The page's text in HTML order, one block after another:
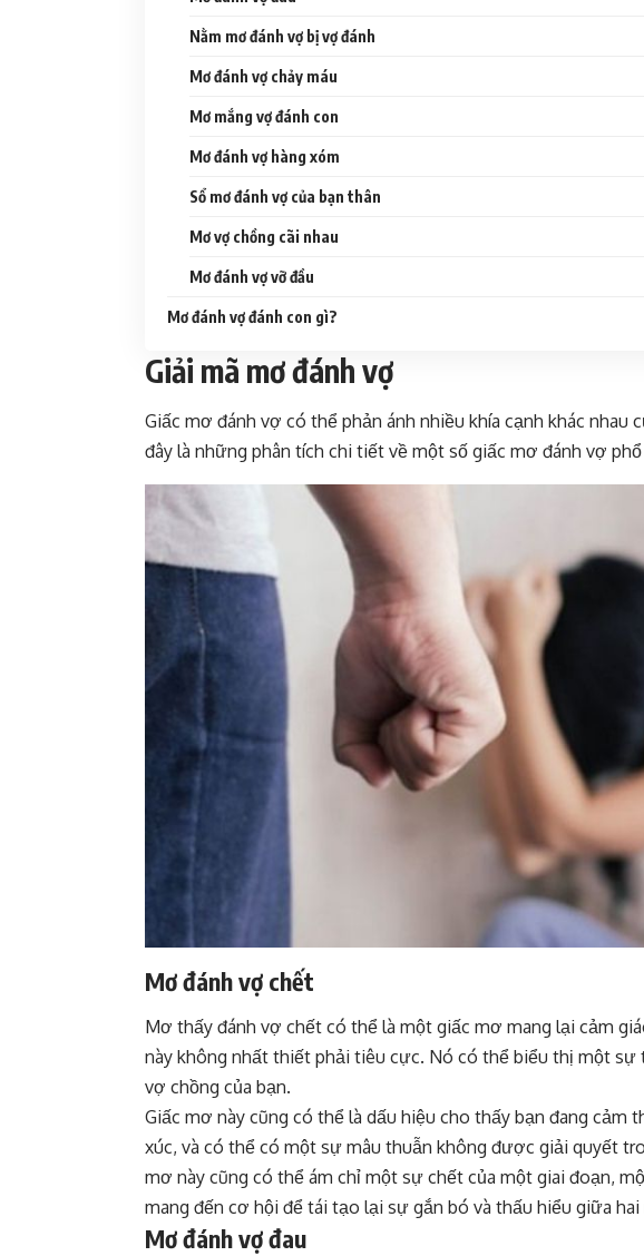
Nằm mơ đánh vợ bị vợ đánh
Mơ đánh vợ chảy máu
Mơ mắng vợ đánh con
Mơ đánh vợ hàng xóm
Sổ mơ đánh vợ của bạn thân
Mơ vợ chồng cãi nhau
Mơ đánh vợ vỡ đầu
Mơ đánh vợ đánh con gì?
Giải mã mơ đánh vợ
Giấc mơ đánh vợ có thể phản ánh nhiều khía cạnh khác nhau
đây là những phân tích chi tiết về một số giấc mơ đánh vợ
Mơ đánh vợ chết
Mơ thấy đánh vợ chết có thể là một giấc mơ mang lại cảm
này không nhất thiết phải tiêu cực. Nó có thể biểu thị một sự
vợ chồng của bạn.
Giấc mơ này cũng có thể là dấu hiệu cho thấy bạn đang cảm
xúc, và có thể có một sự mâu thuẫn không được giải quyết
mơ này cũng có thể ám chỉ một sự chết của một giai đoạn,
mang đến cơ hội để tái tạo lại sự gắn bó và thấu hiểu giữa
Mơ đánh vợ đau